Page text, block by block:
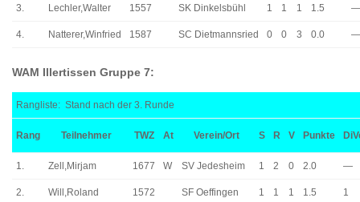
3. Lechler,Walter 1557 SK Dinkelsbühl 1 1 1 1.5 —
4. Natterer,Winfried 1587 SC Dietmannsried 0 0 3 0.0 —
WAM Illertissen Gruppe 7:
Rangliste: Stand nach der 3. Runde
Rang Teilnehmer TWZ At Verein/Ort S R V Punkte
1. Zell,Mirjam 1677 W SV Jedesheim 1 2 0 2.0 —
2. Will,Roland 1572 SF Oeffingen 1 1 1 1.5 1